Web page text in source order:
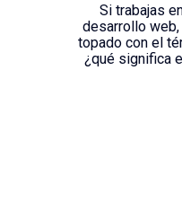
Si trabajas
desarrollo
topado con el
¿qué significa